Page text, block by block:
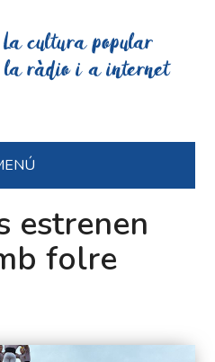
La cultura popular
ràdio i a internet
estrenen
folre